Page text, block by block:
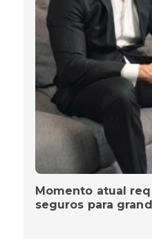
Momento atual
seguros para